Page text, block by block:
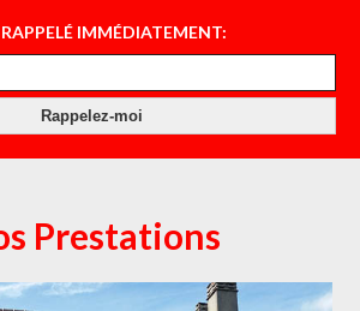
RAPPELÉ IMMÉDIATEMENT:
Prestations